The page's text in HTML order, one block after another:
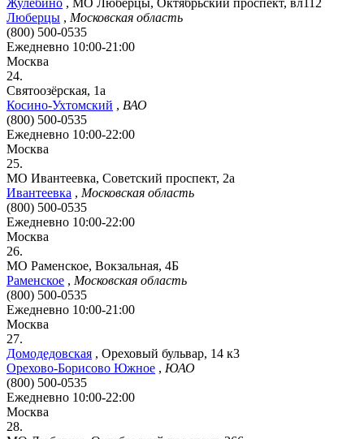
Люберцы , Московская область
(800) 500-0535
Ежедневно 10:00-21:00
Москва
24.
Святоозёрская, 1а
Косино-Ухтомский , ВАО
(800) 500-0535
Ежедневно 10:00-22:00
Москва
25.
МО Ивантеевка, Советский проспект, 2а
Ивантеевка , Московская область
(800) 500-0535
Ежедневно 10:00-22:00
Москва
26.
МО Раменское, Вокзальная, 4Б
Раменское , Московская область
(800) 500-0535
Ежедневно 10:00-21:00
Москва
27.
Домодедовская , Ореховый бульвар, 14 к3
Орехово-Борисово Южное , ЮАО
(800) 500-0535
Ежедневно 10:00-22:00
Москва
28.